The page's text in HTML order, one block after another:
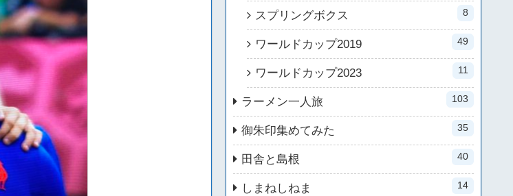
スプリングボクス 8
ワールドカップ2019 49
ワールドカップ2023 11
ラーメン一人旅 103
御朱印集めてみた 35
田舎と島根 40
しまねしねま 14